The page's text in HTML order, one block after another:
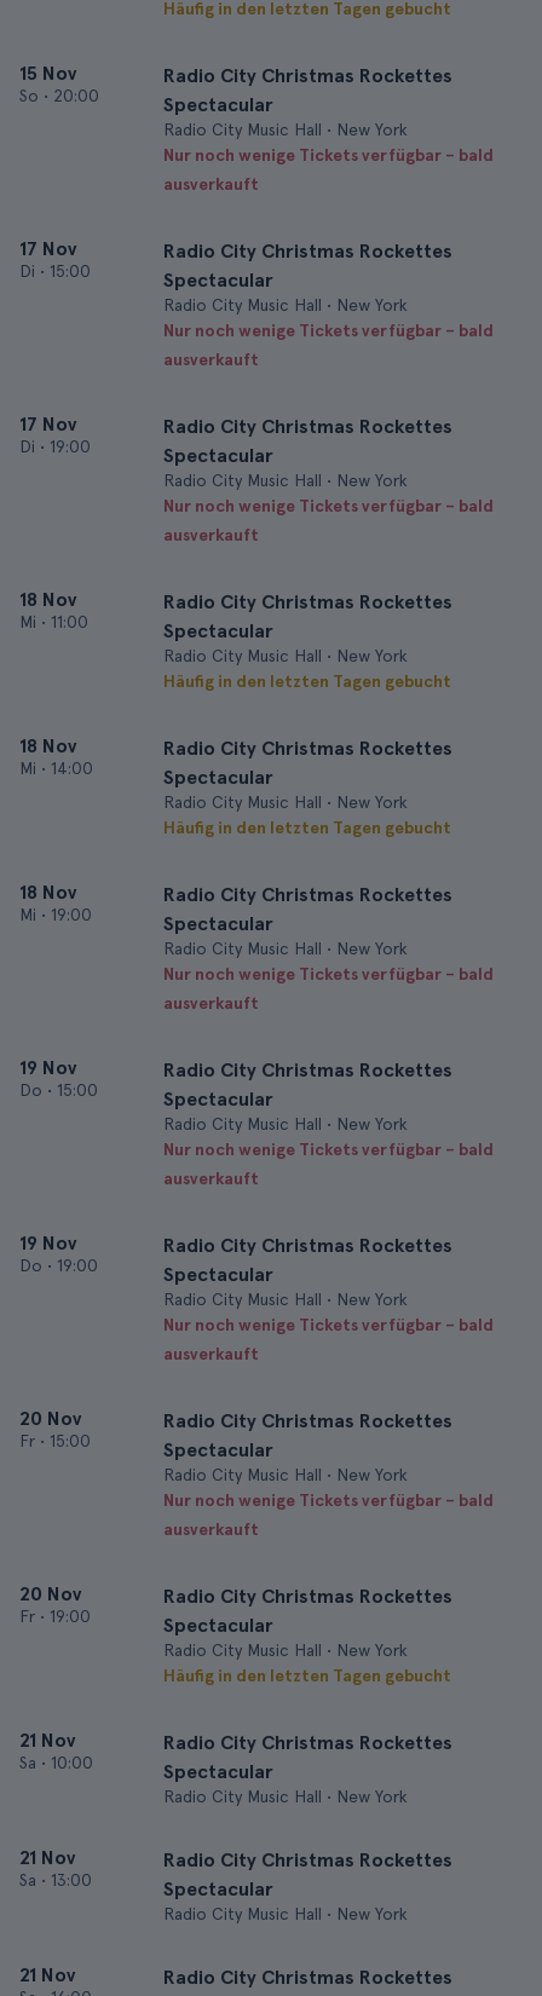
Häufig in den letzten Tagen gebucht
15 Nov
So • 20:00
Radio City Christmas Rockettes
Spectacular
Radio City Music Hall • New York
Nur noch wenige Tickets verfügbar – bald
ausverkauft
17 Nov
Di • 15:00
Radio City Christmas Rockettes
Spectacular
Radio City Music Hall • New York
Nur noch wenige Tickets verfügbar – bald
ausverkauft
17 Nov
Di • 19:00
Radio City Christmas Rockettes
Spectacular
Radio City Music Hall • New York
Nur noch wenige Tickets verfügbar – bald
ausverkauft
18 Nov
Mi • 11:00
Radio City Christmas Rockettes
Spectacular
Radio City Music Hall • New York
Häufig in den letzten Tagen gebucht
18 Nov
Mi • 14:00
Radio City Christmas Rockettes
Spectacular
Radio City Music Hall • New York
Häufig in den letzten Tagen gebucht
18 Nov
Mi • 19:00
Radio City Christmas Rockettes
Spectacular
Radio City Music Hall • New York
Nur noch wenige Tickets verfügbar – bald
ausverkauft
19 Nov
Do • 15:00
Radio City Christmas Rockettes
Spectacular
Radio City Music Hall • New York
Nur noch wenige Tickets verfügbar – bald
ausverkauft
19 Nov
Do • 19:00
Radio City Christmas Rockettes
Spectacular
Radio City Music Hall • New York
Nur noch wenige Tickets verfügbar – bald
ausverkauft
20 Nov
Fr • 15:00
Radio City Christmas Rockettes
Spectacular
Radio City Music Hall • New York
Nur noch wenige Tickets verfügbar – bald
ausverkauft
20 Nov
Fr • 19:00
Radio City Christmas Rockettes
Spectacular
Radio City Music Hall • New York
Häufig in den letzten Tagen gebucht
21 Nov
Sa • 10:00
Radio City Christmas Rockettes
Spectacular
Radio City Music Hall • New York
21 Nov
Sa • 13:00
Radio City Christmas Rockettes
Spectacular
Radio City Music Hall • New York
21 Nov
Radio City Christmas Rockettes